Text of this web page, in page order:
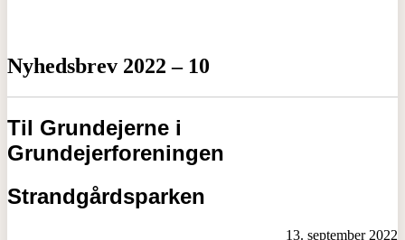
Nyhedsbrev 2022 – 10
Til Grundejerne i
Grundejerforeningen
Strandgårdsparken
13. september 2022